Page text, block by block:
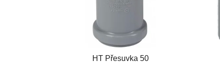
HT Přesuvka 50